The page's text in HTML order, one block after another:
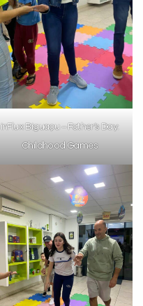
inFlux Biguaçu – Father’s Day:
Childhood Games